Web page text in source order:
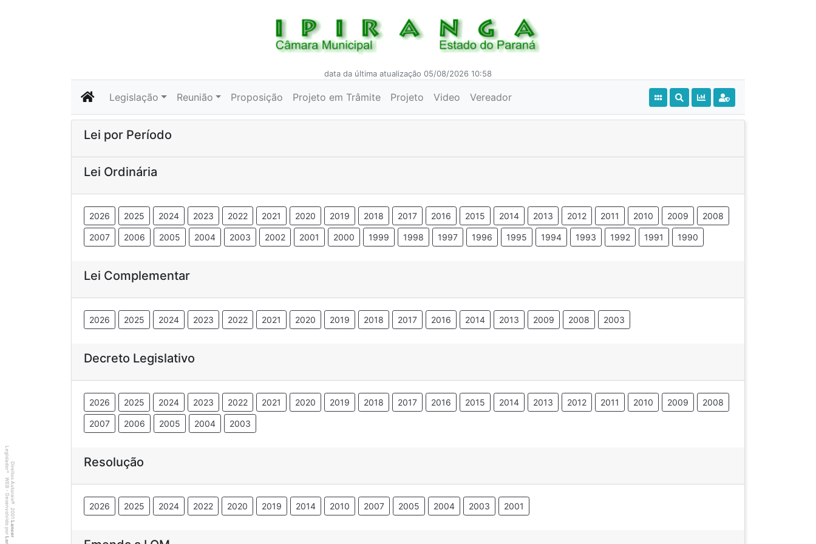
data da última atualização 05/08/2026 10:58
Legislação Reunião Proposição Projeto em Trâmite Projeto Video Vereador
Lei por Período
Lei Ordinária
2026 2025 2024 2023 2022 2021 2020 2019 2018 2017 2016 2015 2014 2013 2012 2011 2010 2009 2008
2007 2006 2005 2004 2003 2002 2001 2000 1999 1998 1997 1996 1995 1994 1993 1992 1991 1990
Lei Complementar
2026 2025 2024 2023 2022 2021 2020 2019 2018 2017 2016 2014 2013 2009 2008 2003
Decreto Legislativo
2026 2025 2024 2023 2022 2021 2020 2019 2018 2017 2016 2015 2014 2013 2012 2011 2010 2009 2008
2007 2006 2005 2004 2003
Resolução
2026 2025 2024 2022 2020 2019 2014 2010 2007 2005 2004 2003 2001
Direitos Autorais
©
2001
Lancer
Legislador
®
WEB - Desenvolvido por